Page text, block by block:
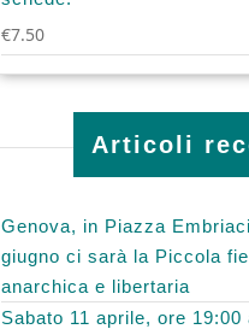
€7.50
Articoli
Genova, in Piazza
giugno ci sarà la Piccola
anarchica e libertaria
Sabato 11 aprile, ore 19:00